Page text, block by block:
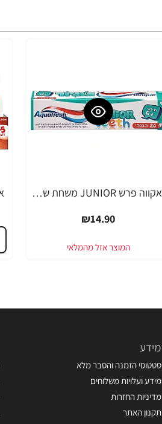
אקווה פרש JUNIOR משחת שיניים לילדים +6 - 50 מ"ל
₪14.90
מידע
סטטוסי הזמנה והסבר מלא
מידע ועלויות משלוחים
מדיניות החזרות
תקנון האתר